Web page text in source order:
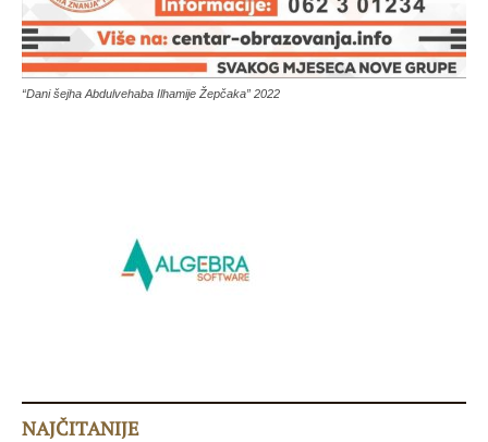
“Dani šejha Abdulvehaba Ilhamije Žepčaka” 2022
NAJČITANIJE